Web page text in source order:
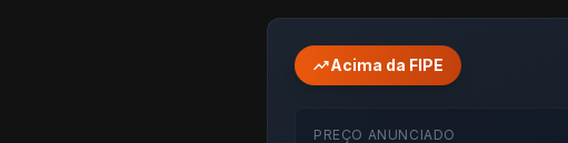
trending_upAcima da FIPE
PREÇO ANUNCIADO